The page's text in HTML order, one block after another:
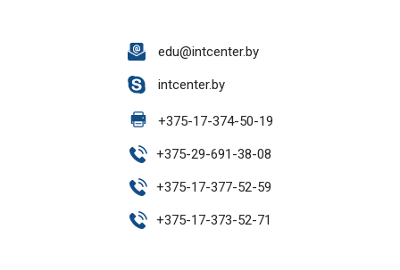
edu@intcenter.by
intcenter.by
+375-17-374-50-19
+375-29-691-38-08
+375-17-377-52-59
+375-17-373-52-71